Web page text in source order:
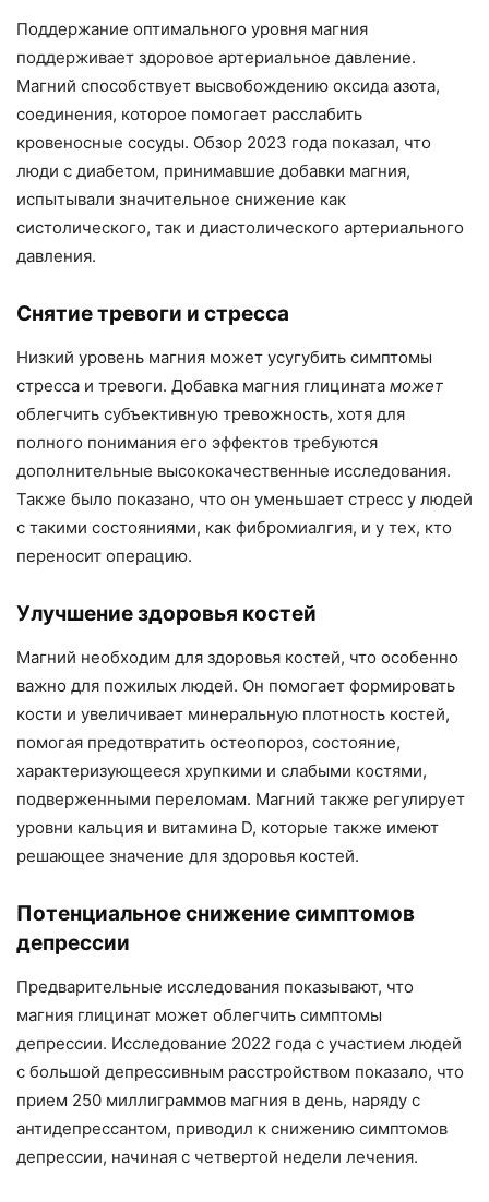
Поддержание оптимального уровня магния
поддерживает здоровое артериальное давление.
Магний способствует высвобождению оксида азота,
соединения, которое помогает расслабить
кровеносные сосуды. Обзор 2023 года показал, что
люди с диабетом, принимавшие добавки магния,
испытывали значительное снижение как
систолического, так и диастолического артериального
давления.
Снятие тревоги и стресса
Низкий уровень магния может усугубить симптомы
стресса и тревоги. Добавка магния глицината может
облегчить субъективную тревожность, хотя для
полного понимания его эффектов требуются
дополнительные высококачественные исследования.
Также было показано, что он уменьшает стресс у людей
с такими состояниями, как фибромиалгия, и у тех, кто
переносит операцию.
Улучшение здоровья костей
Магний необходим для здоровья костей, что особенно
важно для пожилых людей. Он помогает формировать
кости и увеличивает минеральную плотность костей,
помогая предотвратить остеопороз, состояние,
характеризующееся хрупкими и слабыми костями,
подверженными переломам. Магний также регулирует
уровни кальция и витамина D, которые также имеют
решающее значение для здоровья костей.
Потенциальное снижение симптомов
депрессии
Предварительные исследования показывают, что
магния глицинат может облегчить симптомы
депрессии. Исследование 2022 года с участием людей
с большой депрессивным расстройством показало, что
прием 250 миллиграммов магния в день, наряду с
антидепрессантом, приводил к снижению симптомов
депрессии, начиная с четвертой недели лечения.